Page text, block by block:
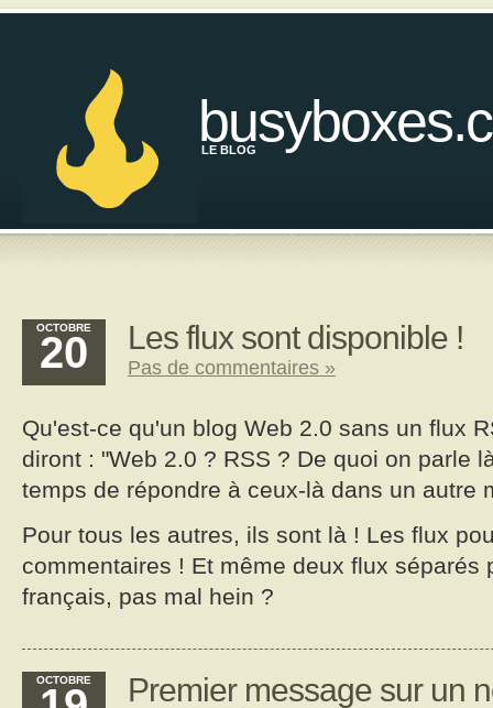
LE BLOG
OCTOBRE
20 Les flux sont disponible !
Pas de commentaires »
Qu'est-ce qu'un blog Web 2.0 sans un flux
diront : "Web 2.0 ? RSS ? De quoi on parle
temps de répondre à ceux-là dans un autre
Pour tous les autres, ils sont là ! Les flux
commentaires ! Et même deux flux séparés
français, pas mal hein ?
OCTOBRE Premier message sur un